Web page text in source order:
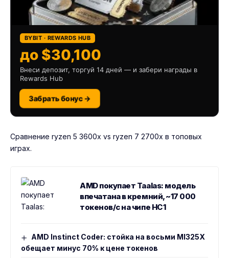
BYBIT · REWARDS HUB
до $30,100
Внеси депозит, торгуй 14 дней — и забери награды в
Rewards Hub
Забрать бонус →
Сравнение ryzen 5 3600x vs ryzen 7 2700x в топовых
играх.
AMD покупает Taalas: модель
впечатана в кремний, ~17 000
токенов/с на чипе HC1
AMD Instinct Coder: стойка на восьми MI325X
обещает минус 70% к цене токенов